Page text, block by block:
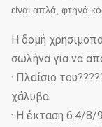
είναι απλά, φτηνά
Η δομή
σωλήνα για να
· Πλαίσιο
χάλυβα.
· Η έκταση 6.4/8/